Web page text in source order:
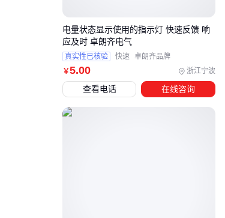
￥5.00 浙江宁波
电量状态显示使用的指示灯 快速反馈 响
应及时 卓朗齐电气
真实性已核验 快速 卓朗齐品牌
查看电话 在线咨询